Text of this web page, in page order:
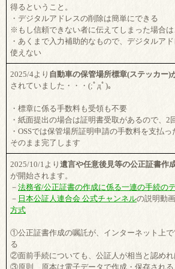
得るということ。
・デジタルアドレスの削除は簡単にできる
※もし信頼できない者に伝えてしまった場合は
・あくまで入力補助的なもので、デジタルア
使えない
2025/4より 自動車の保管場所標章(ステッカー)
されていました・・・(;ﾟдﾟ)。
・標章に係る手数料も受領も不要
・紙面提出の場合は証明書受取があるので、2
・OSSでは保管場所証明申請の手数料を支払っ
そのまま完了します
2025/10/1より 遺言や任意後見等の公正証書作
が開始されます。
－ 法務省/公正証書の作成に係る一連の手続の
－ 日本公証人連合会 公式チャンネルの説明動画
方式
①公正証書作成の嘱託が、インターネット上で
る
②面前手続についても、公証人が相当と認め
③原則、原本は電子データで作成・保存される